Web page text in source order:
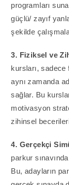
programları
güçlü/ zayıf
şekilde
3. Fiziksel ve
kursları, sadece
aynı zamanda
sağlar. Bu
motivasyon
zihinsel
4. Gerçekçi
parkur
Bu, adayların